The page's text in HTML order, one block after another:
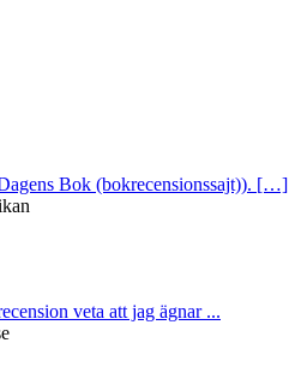
Bok (bokrecensionssajt)). […]
veta att jag ägnar ...